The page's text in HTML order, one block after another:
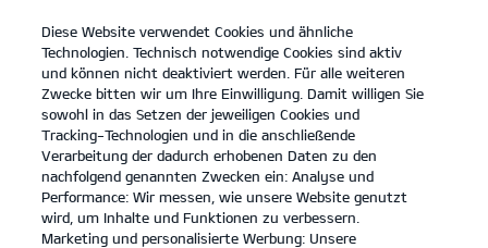
open
menu
KONTAKT
KONFIGURATOR
Kia Picanto: Kraftstoffverbrauch kombiniert 4,9 – 5,6 l/100km; CO₂-
Emissionen kombiniert 110 – 127 g/km. CO₂-Klasse D.
Kia Stonic: Kraftstoffverbrauch kombiniert 5,5 – 5,8 l/100km; CO₂-
Emissionen kombiniert 125 – 132 g/km. CO₂-Klasse D.
Diese Website verwendet Cookies und ähnliche
Technologien. Technisch notwendige Cookies sind aktiv
und können nicht deaktiviert werden. Für alle weiteren
Zwecke bitten wir um Ihre Einwilligung. Damit willigen Sie
sowohl in das Setzen der jeweiligen Cookies und
Tracking-Technologien und in die anschließende
Verarbeitung der dadurch erhobenen Daten zu den
nachfolgend genannten Zwecken ein: Analyse und
Performance: Wir messen, wie unsere Website genutzt
wird, um Inhalte und Funktionen zu verbessern.
Marketing und personalisierte Werbung: Unsere